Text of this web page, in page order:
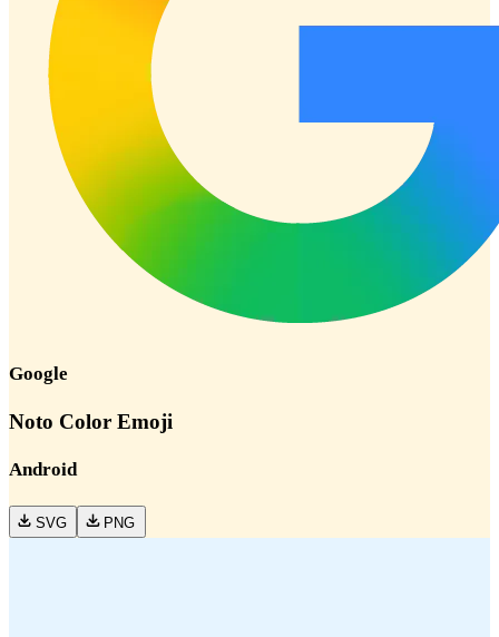
Google
Noto Color Emoji
Android
SVG PNG